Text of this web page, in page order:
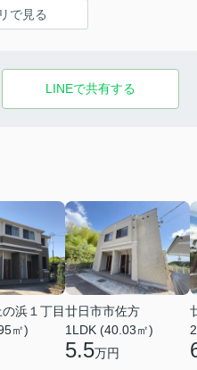
で見る
LINEで共有する
浜１丁目
㎡)
廿日市市佐方
1LDK (40.03㎡)
5.5万円